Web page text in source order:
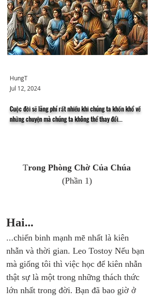
HungT
Jul 12, 2024
Cuộc đời sẽ lãng phí rất nhiều khi chúng ta khốn khổ về
những chuyện mà chúng ta không thể thay đổi...
Trong Phòng Chờ Của Chúa
(Phần 1)
Hai...
...chiến binh mạnh mẽ nhất là kiên
nhẫn và thời gian. Leo Tostoy Nếu bạn
mà giống tôi thì việc học để kiên nhẫn
thật sự là một trong những thách thức
lớn nhất trong đời. Bạn đã bao giờ ở